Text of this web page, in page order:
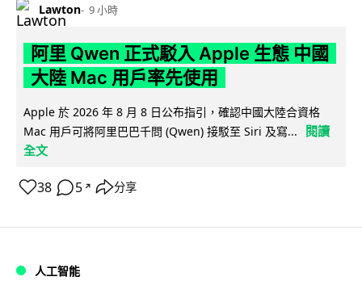
Lawton 9 小時
阿里 Qwen 正式駁入 Apple 生態 中國
大陸 Mac 用戶率先使用
Apple 於 2026 年 8 月 8 日公布指引，確認中國大陸合資格
Mac 用戶可將阿里巴巴千問 (Qwen) 接駁至 Siri 及寫...
閱讀
全文
38 5 ↗ 分享
人工智能